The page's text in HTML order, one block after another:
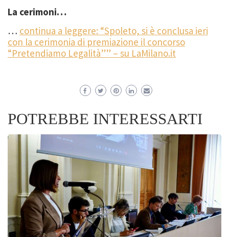
La cerimoni…
… continua a leggere: “Spoleto, si è conclusa ieri
con la cerimonia di premiazione il concorso
“Pretendiamo Legalità”” – su LaMilano.it
POTREBBE INTERESSARTI